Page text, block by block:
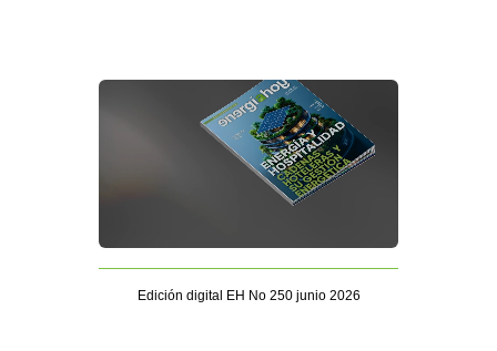
Edición digital EH No 250 junio 2026